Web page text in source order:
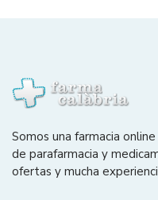
Somos una farmacia
de parafarmacia y
ofertas y mucha